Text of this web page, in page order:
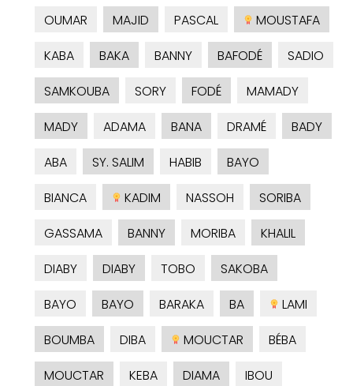
OUMAR
MAJID PASCAL
MOUSTAFA
KABA
BAKA BANNY BAFODÉ
SADIO
SAMKOUBA
SORY FODÉ
MAMADY
MADY
ADAMA BANA DRAMÉ
BADY
ABA
SY. SALIM HABIB
BAYO
BIANCA
KADIM NASSOH
SORIBA
GASSAMA
BANNY MORIBA
KHALIL
DIABY
DIABY TOBO
SAKOBA
BAYO
BAYO BARAKA BA
LAMI
BOUMBA
DIBA MOUCTAR
BÉBA
MOUCTAR
KEBA DIAMA
IBOU